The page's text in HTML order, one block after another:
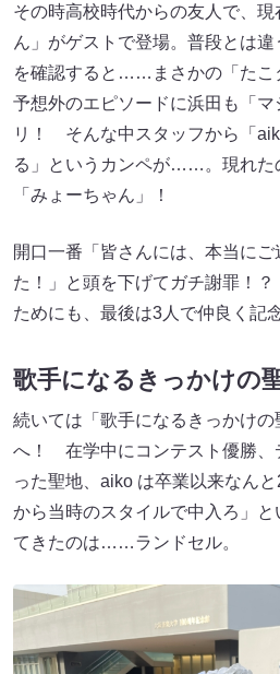
その時高校時代からの友人で、
ん」がゲストで登場。普段とは
を確認すると……まさかの「たこ
予想外のエピソードに浜田も「マ
リ！ そんな中スタッフから「
る」というカンペが……。現れ
「みょーちゃん」！
開口一番「皆さんには、本当に
た！」と頭を下げてガチ謝罪！
ためにも、最後は3人で仲良く記
歌手になるきっかけの
続いては「歌手になるきっかけ
へ！ 在学中にコンテスト優勝、
った聖地、aiko は卒業以来なん
から当時のスタイルで中入ろ」
てきたのは……ランドセル。